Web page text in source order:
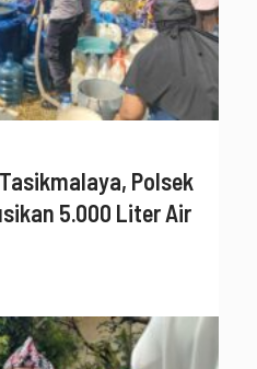
Polsek
5.000 Liter Air